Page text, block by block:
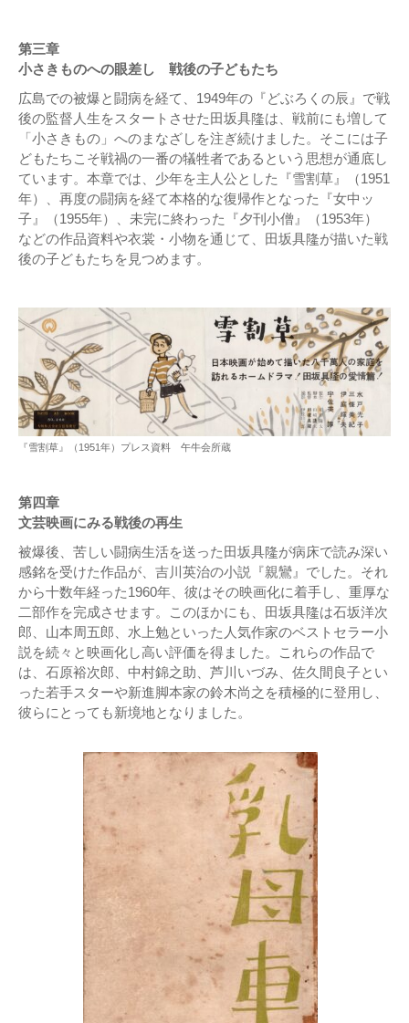
第三章
小さきものへの眼差し 戦後の子どもたち
広島での被爆と闘病を経て、1949年の『どぶろくの辰』で戦
後の監督人生をスタートさせた田坂具隆は、戦前にも増して
「小さきもの」へのまなざしを注ぎ続けました。そこには子
どもたちこそ戦禍の一番の犠牲者であるという思想が通底し
ています。本章では、少年を主人公とした『雪割草』（1951
年）、再度の闘病を経て本格的な復帰作となった『女中ッ
子』（1955年）、未完に終わった『夕刊小僧』（1953年）
などの作品資料や衣裳・小物を通じて、田坂具隆が描いた戦
後の子どもたちを見つめます。
『雪割草』（1951年）プレス資料 午牛会所蔵
第四章
文芸映画にみる戦後の再生
被爆後、苦しい闘病生活を送った田坂具隆が病床で読み深い
感銘を受けた作品が、吉川英治の小説『親鸞』でした。それ
から十数年経った1960年、彼はその映画化に着手し、重厚な
二部作を完成させます。このほかにも、田坂具隆は石坂洋次
郎、山本周五郎、水上勉といった人気作家のベストセラー小
説を続々と映画化し高い評価を得ました。これらの作品で
は、石原裕次郎、中村錦之助、芦川いづみ、佐久間良子とい
った若手スターや新進脚本家の鈴木尚之を積極的に登用し、
彼らにとっても新境地となりました。